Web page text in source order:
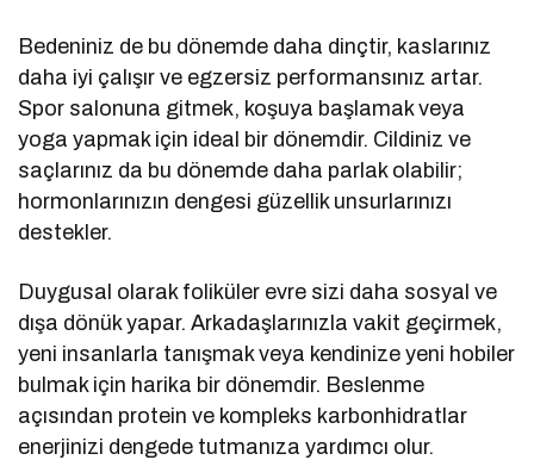
Bedeniniz de bu dönemde daha dinçtir, kaslarınız
daha iyi çalışır ve egzersiz performansınız artar.
Spor salonuna gitmek, koşuya başlamak veya
yoga yapmak için ideal bir dönemdir. Cildiniz ve
saçlarınız da bu dönemde daha parlak olabilir;
hormonlarınızın dengesi güzellik unsurlarınızı
destekler.
Duygusal olarak foliküler evre sizi daha sosyal ve
dışa dönük yapar. Arkadaşlarınızla vakit geçirmek,
yeni insanlarla tanışmak veya kendinize yeni hobiler
bulmak için harika bir dönemdir. Beslenme
açısından protein ve kompleks karbonhidratlar
enerjinizi dengede tutmanıza yardımcı olur.